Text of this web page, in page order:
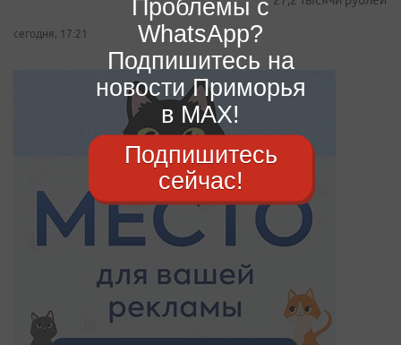
сегодня, 17:21
Проблемы с
WhatsApp?
Подпишитесь на
новости Приморья
в MAX!
Подпишитесь
сейчас!